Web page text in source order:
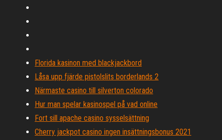
Florida kasinon med blackjackbord
Låsa upp fjärde pistolslits borderlands 2
Närmaste casino till silverton colorado
Hur man spelar kasinospel på vad online
Fort sill apache casino sysselsättning
Cherry jackpot casino ingen insättningsbonus 2021